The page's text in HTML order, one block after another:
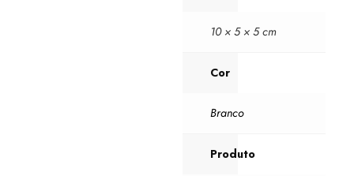
10 × 5 × 5 cm
Cor
Branco
Produto